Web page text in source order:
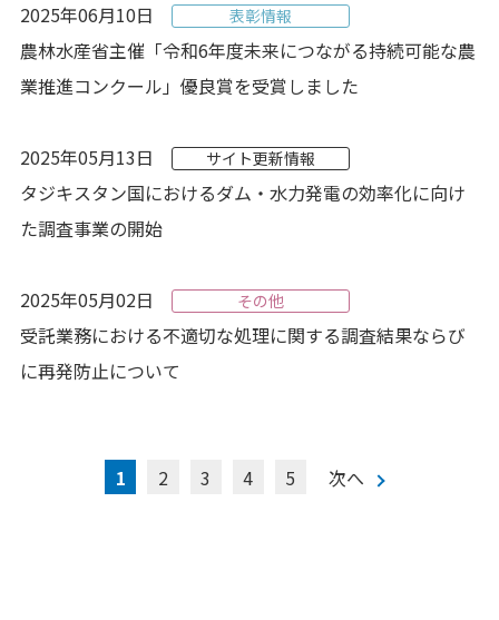
2025年06月10日 表彰情報
農林水産省主催「令和6年度未来につながる持続可能な農
業推進コンクール」優良賞を受賞しました
2025年05月13日 サイト更新情報
タジキスタン国におけるダム・水力発電の効率化に向け
た調査事業の開始
2025年05月02日 その他
受託業務における不適切な処理に関する調査結果ならび
に再発防止について
1 2 3 4 5 次へ